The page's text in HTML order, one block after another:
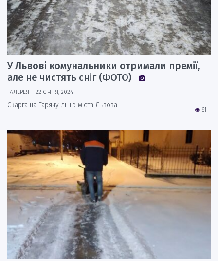
У Львові комунальники отримали премії,
але не чистять сніг (ФОТО)
ГАЛЕРЕЯ 22 СІЧНЯ, 2024
61
Скарга на Гарячу лінію міста Львова